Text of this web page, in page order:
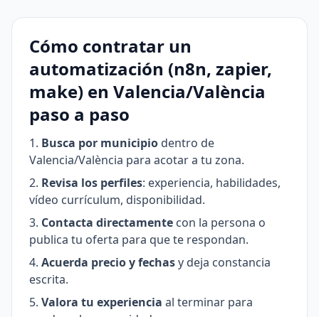
Cómo contratar un
automatización (n8n, zapier,
make) en Valencia/València
paso a paso
Busca por municipio dentro de
Valencia/València para acotar a tu zona.
Revisa los perfiles: experiencia, habilidades,
vídeo currículum, disponibilidad.
Contacta directamente con la persona o
publica tu oferta para que te respondan.
Acuerda precio y fechasy deja constancia
escrita.
Valora tu experiencia al terminar para